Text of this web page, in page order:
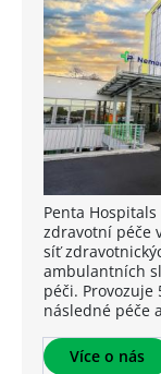
Penta
zdravotní péče
síť
ambulantních
péči.
následné péče
Více o nás